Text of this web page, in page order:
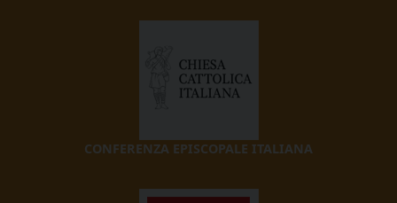
CONFERENZA EPISCOPALE ITALIANA